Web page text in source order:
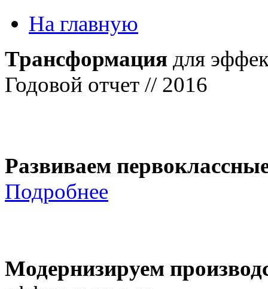
На главную
Трансформация для
Годовой отчет // 2016
Развиваем
Подробнее
Модернизируем